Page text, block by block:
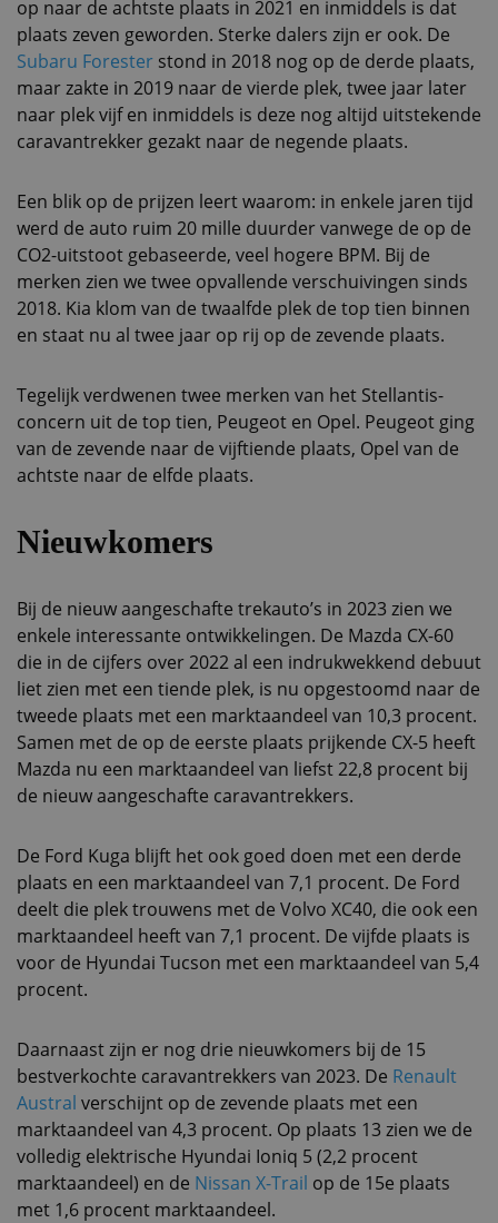
op naar de achtste plaats in 2021 en inmiddels is dat
plaats zeven geworden. Sterke dalers zijn er ook. De
Subaru Forester stond in 2018 nog op de derde plaats,
maar zakte in 2019 naar de vierde plek, twee jaar later
naar plek vijf en inmiddels is deze nog altijd uitstekende
caravantrekker gezakt naar de negende plaats.
Een blik op de prijzen leert waarom: in enkele jaren tijd
werd de auto ruim 20 mille duurder vanwege de op de
CO2-uitstoot gebaseerde, veel hogere BPM. Bij de
merken zien we twee opvallende verschuivingen sinds
2018. Kia klom van de twaalfde plek de top tien binnen
en staat nu al twee jaar op rij op de zevende plaats.
Tegelijk verdwenen twee merken van het Stellantis-
concern uit de top tien, Peugeot en Opel. Peugeot ging
van de zevende naar de vijftiende plaats, Opel van de
achtste naar de elfde plaats.
Nieuwkomers
Bij de nieuw aangeschafte trekauto’s in 2023 zien we
enkele interessante ontwikkelingen. De Mazda CX-60
die in de cijfers over 2022 al een indrukwekkend debuut
liet zien met een tiende plek, is nu opgestoomd naar de
tweede plaats met een marktaandeel van 10,3 procent.
Samen met de op de eerste plaats prijkende CX-5 heeft
Mazda nu een marktaandeel van liefst 22,8 procent bij
de nieuw aangeschafte caravantrekkers.
De Ford Kuga blijft het ook goed doen met een derde
plaats en een marktaandeel van 7,1 procent. De Ford
deelt die plek trouwens met de Volvo XC40, die ook een
marktaandeel heeft van 7,1 procent. De vijfde plaats is
voor de Hyundai Tucson met een marktaandeel van 5,4
procent.
Daarnaast zijn er nog drie nieuwkomers bij de 15
bestverkochte caravantrekkers van 2023. De Renault
Austral verschijnt op de zevende plaats met een
marktaandeel van 4,3 procent. Op plaats 13 zien we de
volledig elektrische Hyundai Ioniq 5 (2,2 procent
marktaandeel) en de Nissan X-Trail op de 15e plaats
met 1,6 procent marktaandeel.